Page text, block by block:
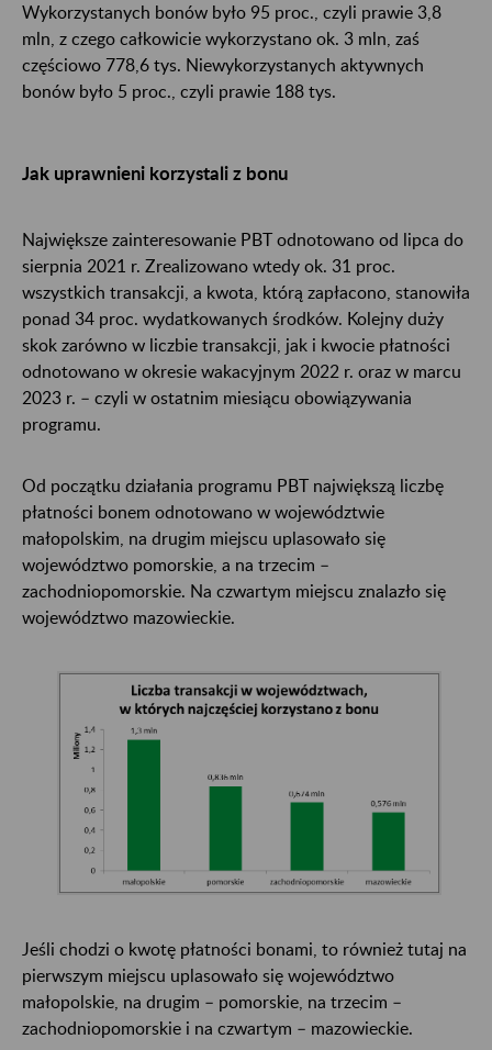
Wykorzystanych bonów było 95 proc., czyli prawie 3,8
mln, z czego całkowicie wykorzystano ok. 3 mln, zaś
częściowo 778,6 tys. Niewykorzystanych aktywnych
bonów było 5 proc., czyli prawie 188 tys.
Jak uprawnieni korzystali z bonu
Największe zainteresowanie PBT odnotowano od lipca do
sierpnia 2021 r. Zrealizowano wtedy ok. 31 proc.
wszystkich transakcji, a kwota, którą zapłacono, stanowiła
ponad 34 proc. wydatkowanych środków. Kolejny duży
skok zarówno w liczbie transakcji, jak i kwocie płatności
odnotowano w okresie wakacyjnym 2022 r. oraz w marcu
2023 r. – czyli w ostatnim miesiącu obowiązywania
programu.
Od początku działania programu PBT największą liczbę
płatności bonem odnotowano w województwie
małopolskim, na drugim miejscu uplasowało się
województwo pomorskie, a na trzecim –
zachodniopomorskie. Na czwartym miejscu znalazło się
województwo mazowieckie.
Jeśli chodzi o kwotę płatności bonami, to również tutaj na
pierwszym miejscu uplasowało się województwo
małopolskie, na drugim – pomorskie, na trzecim –
zachodniopomorskie i na czwartym – mazowieckie.